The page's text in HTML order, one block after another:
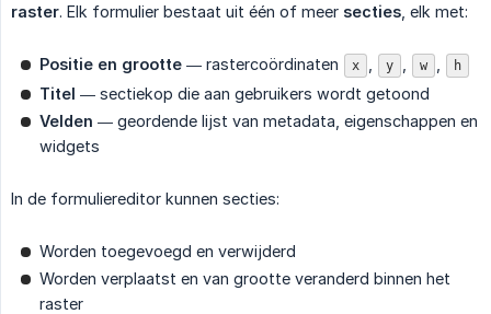
raster. Elk formulier bestaat uit één of meer secties , elk met:
Positie en grootte — rastercoördinaten x y w h
Titel — sectiekop die aan gebruikers wordt getoond
Velden — geordende lijst van metadata, eigenschappen en
widgets
In de formuliereditor kunnen secties:
Worden toegevoegd en verwijderd
Worden verplaatst en van grootte veranderd binnen het
raster